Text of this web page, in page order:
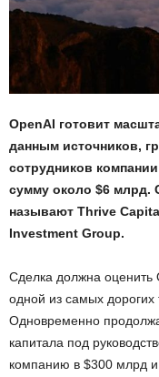
OpenAI готовит
данным источников,
сотрудников
сумму около $6 млрд.
называют Thrive
Investment Group.
Сделка должна оценить
одной из самых дорогих
Одновременно
капитала под
компанию в $300 млрд